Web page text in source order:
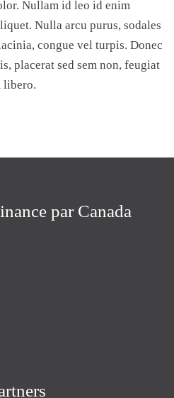
Nullam id leo id enim
Nulla arcu purus, sodales
congue vel turpis. Donec
placerat sed sem non, feugiat
libero.
par Canada